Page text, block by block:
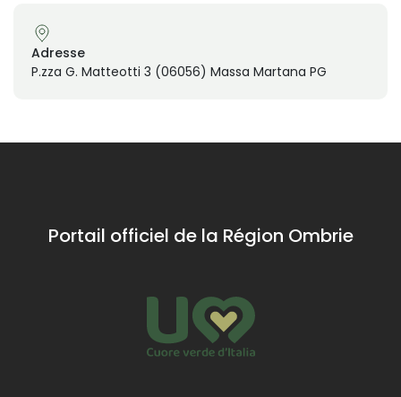
Adresse
P.zza G. Matteotti 3 (06056) Massa Martana PG
Portail officiel de la Région Ombrie